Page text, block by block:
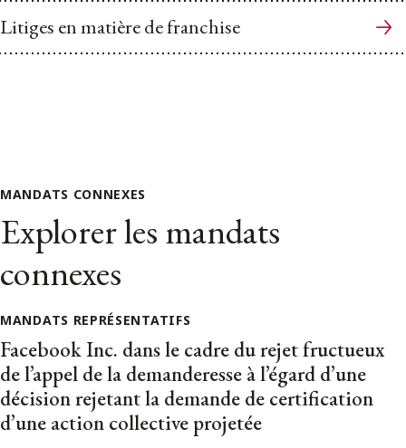
Litiges en matière de franchise
MANDATS CONNEXES
Explorer les mandats
connexes
MANDATS REPRÉSENTATIFS
Facebook Inc. dans le cadre du rejet fructueux
de l’appel de la demanderesse à l’égard d’une
décision rejetant la demande de certification
d’une action collective projetée